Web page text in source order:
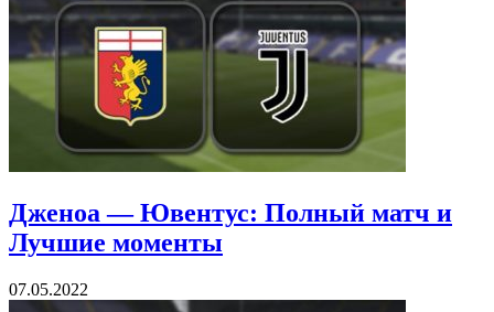
Дженоа — Ювентус: Полный матч и
Лучшие моменты
07.05.2022